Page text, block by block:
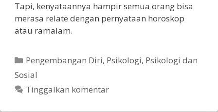
Tapi, kenyataannya hampir semua orang bisa
merasa relate dengan pernyataan horoskop
atau ramalam.
Kategori
Pengembangan Diri, Psikologi, Psikologi dan
Sosial
Tinggalkan komentar